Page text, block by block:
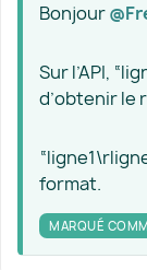
Bonjour
Sur l’API,
d’obtenir le
format.
MARQUÉ